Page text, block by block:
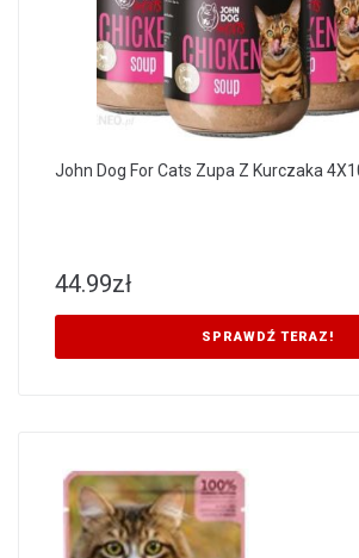
John Dog For Cats Zupa Z Kurczaka
44.99zł
SPRAWDŹ TERAZ!